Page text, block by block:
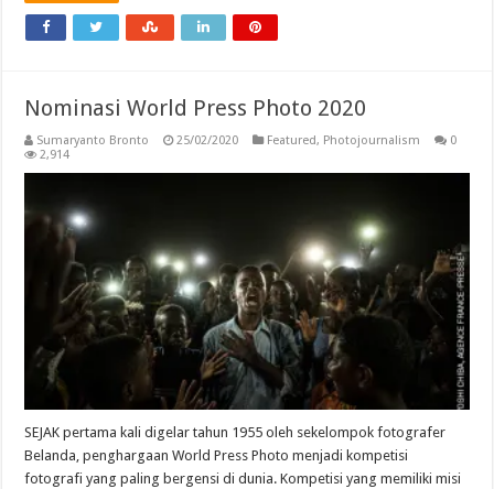
Nominasi World Press Photo 2020
Sumaryanto Bronto 25/02/2020 Featured, Photojournalism
0
2,914
SEJAK pertama kali digelar tahun 1955 oleh sekelompok fotografer
Belanda, penghargaan World Press Photo menjadi kompetisi
fotografi yang paling bergensi di dunia. Kompetisi yang memiliki misi